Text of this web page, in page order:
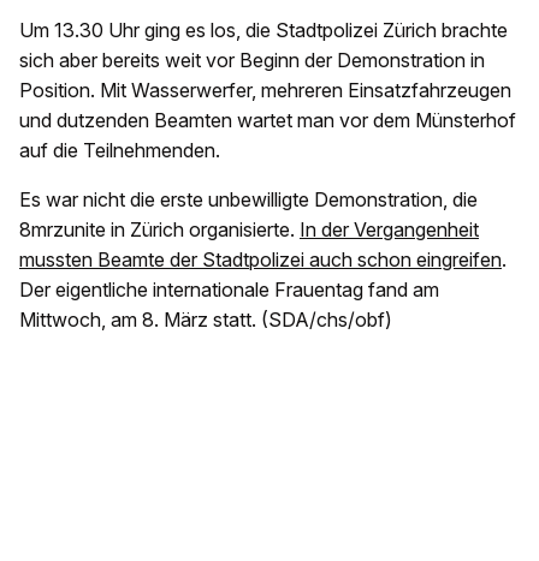
Um 13.30 Uhr ging es los, die Stadtpolizei Zürich brachte
sich aber bereits weit vor Beginn der Demonstration in
Position. Mit Wasserwerfer, mehreren Einsatzfahrzeugen
und dutzenden Beamten wartet man vor dem Münsterhof
auf die Teilnehmenden.
Es war nicht die erste unbewilligte Demonstration, die
8mrzunite in Zürich organisierte. In der Vergangenheit
mussten Beamte der Stadtpolizei auch schon eingreifen.
Der eigentliche internationale Frauentag fand am
Mittwoch, am 8. März statt. (SDA/chs/obf)